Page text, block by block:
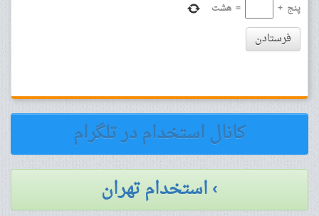
پنج +
= هشت
فرستادن
کانال استخدام در تلگرام
› استخدام تهران